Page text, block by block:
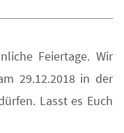
Feiertage. Wir
29.12.2018 in der
Lasst es Euch